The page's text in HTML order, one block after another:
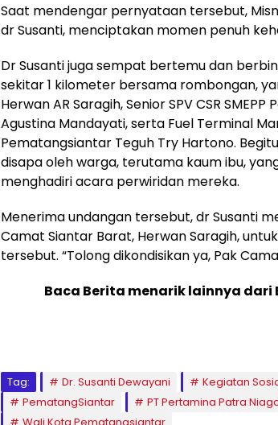
Saat mendengar pernyataan tersebut,
dr Susanti, menciptakan momen penuh
Dr Susanti juga sempat bertemu dan
sekitar 1 kilometer bersama rombongan,
Herwan AR Saragih, Senior SPV CSR
Agustina Mandayati, serta Fuel Terminal
Pematangsiantar Teguh Try Hartono.
disapa oleh warga, terutama kaum ibu,
menghadiri acara perwiridan mereka.
Menerima undangan tersebut, dr Susanti
Camat Siantar Barat, Herwan Saragih,
tersebut. “Tolong dikondisikan ya, Pak
Baca Berita menarik lainnya
Tag: Dr. Susanti Dewayani Kegiatan
PematangSiantar
PT Pertamina Patra